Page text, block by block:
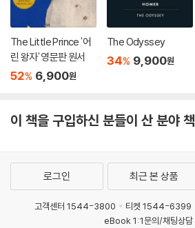
The Little Prince '어
린 왕자' 영문판 원서
52% 6,900원
The Odyssey
34% 9,900원
이 책을 구입하신 분들이 산 분야 책
로그인 최근 본 상품
고객센터 1544-3800 티켓 1544-6399
eBook 1:1문의/채팅상담